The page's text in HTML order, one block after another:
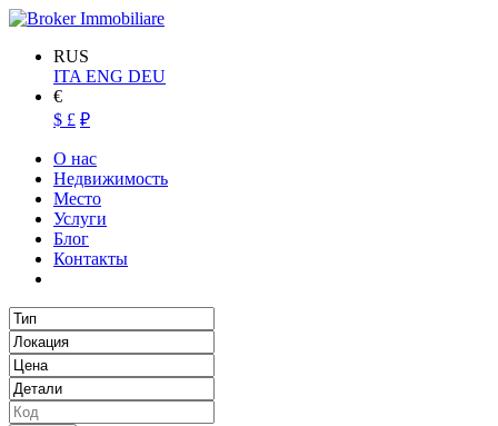
RUS
ITA ENG DEU
€
$ £ ₽
О нас
Недвижимость
Место
Услуги
Блог
Контакты